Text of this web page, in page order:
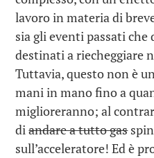
lavoro in materia di
sia gli eventi passati
destinati a riecheggiare
Tuttavia, questo non è
mani in mano fino a
miglioreranno; al
diandare a tutto gas
sull’acceleratore! Ed è